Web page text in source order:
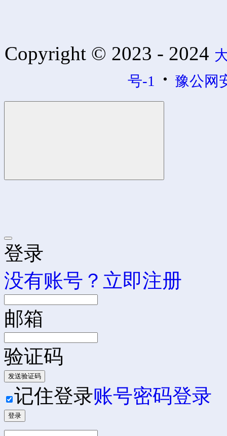
Copyright © 2023 - 2024
号-1
・ 豫公网
登录
没有账号？立即注册
邮箱
验证码
发送验证码
记住登录账号密码登录
登录